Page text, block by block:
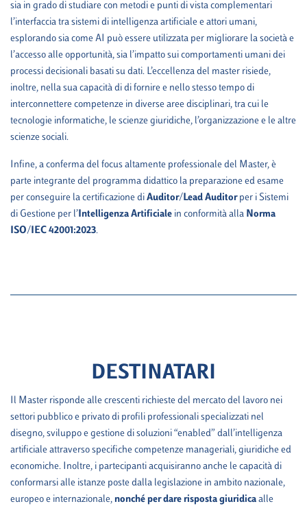
sia in grado di studiare con metodi e punti di vista complementari
l’interfaccia tra sistemi di intelligenza artificiale e attori umani,
esplorando sia come AI può essere utilizzata per migliorare la società e
l’accesso alle opportunità, sia l’impatto sui comportamenti umani dei
processi decisionali basati su dati. L’eccellenza del master risiede,
inoltre, nella sua capacità di di fornire e nello stesso tempo di
interconnettere competenze in diverse aree disciplinari, tra cui le
tecnologie informatiche, le scienze giuridiche, l’organizzazione e le altre
scienze sociali.
Infine, a conferma del focus altamente professionale del Master, è
parte integrante del programma didattico la preparazione ed esame
per conseguire la certificazione di Auditor/Lead Auditorper i Sistemi
di Gestione per l’Intelligenza Artificiale in conformità alla Norma
ISO/IEC 42001:2023.
DESTINATARI
Il Master risponde alle crescenti richieste del mercato del lavoro nei
settori pubblico e privato di profili professionali specializzati nel
disegno, sviluppo e gestione di soluzioni “enabled” dall’intelligenza
artificiale attraverso specifiche competenze manageriali, giuridiche ed
economiche. Inoltre, i partecipanti acquisiranno anche le capacità di
conformarsi alle istanze poste dalla legislazione in ambito nazionale,
europeo e internazionale, nonché per dare risposta giuridica alle